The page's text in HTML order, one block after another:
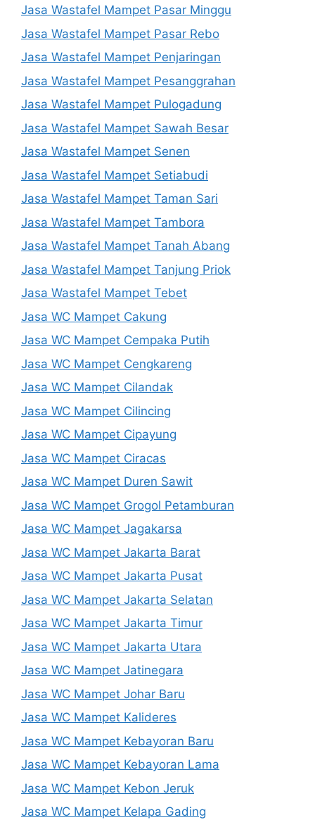
Jasa Wastafel Mampet Pasar Minggu
Jasa Wastafel Mampet Pasar Rebo
Jasa Wastafel Mampet Penjaringan
Jasa Wastafel Mampet Pesanggrahan
Jasa Wastafel Mampet Pulogadung
Jasa Wastafel Mampet Sawah Besar
Jasa Wastafel Mampet Senen
Jasa Wastafel Mampet Setiabudi
Jasa Wastafel Mampet Taman Sari
Jasa Wastafel Mampet Tambora
Jasa Wastafel Mampet Tanah Abang
Jasa Wastafel Mampet Tanjung Priok
Jasa Wastafel Mampet Tebet
Jasa WC Mampet Cakung
Jasa WC Mampet Cempaka Putih
Jasa WC Mampet Cengkareng
Jasa WC Mampet Cilandak
Jasa WC Mampet Cilincing
Jasa WC Mampet Cipayung
Jasa WC Mampet Ciracas
Jasa WC Mampet Duren Sawit
Jasa WC Mampet Grogol Petamburan
Jasa WC Mampet Jagakarsa
Jasa WC Mampet Jakarta Barat
Jasa WC Mampet Jakarta Pusat
Jasa WC Mampet Jakarta Selatan
Jasa WC Mampet Jakarta Timur
Jasa WC Mampet Jakarta Utara
Jasa WC Mampet Jatinegara
Jasa WC Mampet Johar Baru
Jasa WC Mampet Kalideres
Jasa WC Mampet Kebayoran Baru
Jasa WC Mampet Kebayoran Lama
Jasa WC Mampet Kebon Jeruk
Jasa WC Mampet Kelapa Gading